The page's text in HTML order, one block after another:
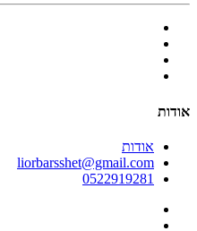
אודות
אודות
liorbarsshet@gmail.com
0522919281